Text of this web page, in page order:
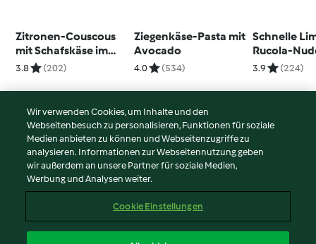
Zitronen-Couscous
mit Schafskäse im
Sesam-Mantel
3.8 (202)
Ziegenkäse-Pasta mit
Avocado
4.0 (534)
Schnelle
Rucola-
3.9 (224)
© Copyright 2026
Nutzungsbedingungen
Datenschutzrichtlinien
Impressum
Wir verwenden Cookies, um Inhalte und den
Webseitenbesuch zu personalisieren, Funktionen für soziale
Medien anbieten zu können und Webseitenzugriffe zu
analysieren. Informationen zur Webseitennutzung geben
wir außerdem an unsere Partner für soziale Medien,
Werbung und Analysen weiter.
Cookie Einstellungen